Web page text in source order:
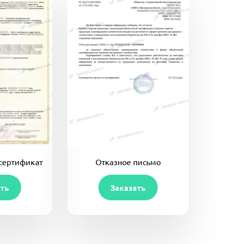
Отказное письмо
Заказать